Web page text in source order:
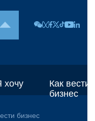
хочу
бизнес
Как вести
бизнес